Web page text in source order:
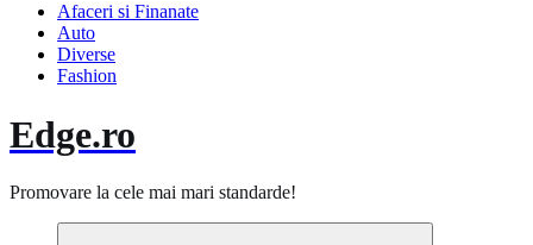
Afaceri si Finanate
Auto
Diverse
Fashion
Edge.ro
Promovare la cele mai mari standarde!